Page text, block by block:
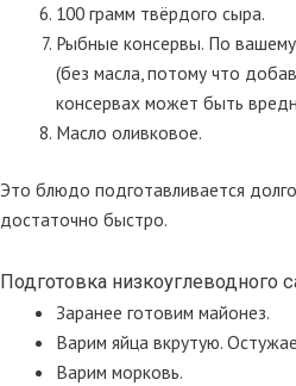
100 грамм твёрдого сыра.
Рыбные консервы. По
(без масла, потому что
консервах может быть
Масло оливковое.
Это блюдо подготавливается
достаточно быстро.
Подготовка низкоуглеводного
Заранее готовим майонез.
Варим яйца вкрутую.
Варим морковь.